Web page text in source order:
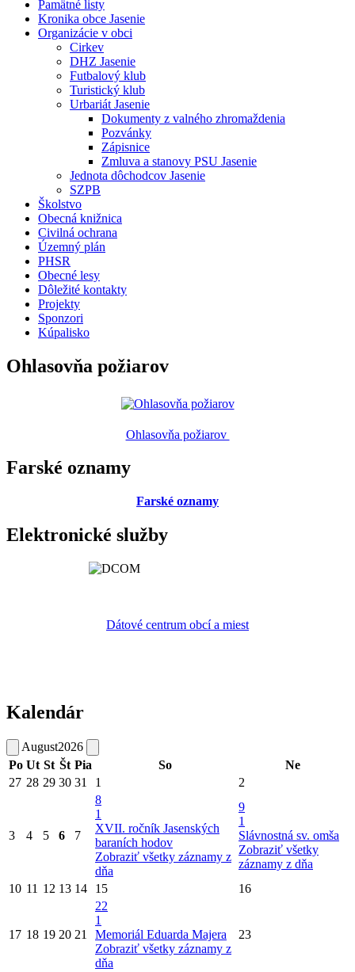
Pamätné listy
Kronika obce Jasenie
Organizácie v obci
Cirkev
DHZ Jasenie
Futbalový klub
Turistický klub
Urbariát Jasenie
Dokumenty z valného zhromaždenia
Pozvánky
Zápisnice
Zmluva a stanovy PSU Jasenie
Jednota dôchodcov Jasenie
SZPB
Školstvo
Obecná knižnica
Civilná ochrana
Územný plán
PHSR
Obecné lesy
Dôležité kontakty
Projekty
Sponzori
Kúpalisko
Ohlasovňa požiarov
Ohlasovňa požiarov
Farské oznamy
Farské oznamy
Elektronické služby
Dátové centrum obcí a miest
Kalendár
August2026
Po Ut St Št Pia So
Ne
27 28 29 30 31 1 2
3 4 5 6 7
8
1
XVII. ročník Jasenských
baraních hodov
Zobraziť všetky záznamy z
dňa
9
1
Slávnostná sv. omša
Zobraziť všetky
záznamy z dňa
10 11 12 13 14 15 16
17 18 19 20 21
22
1
Memoriál Eduarda Majera
Zobraziť všetky záznamy z
dňa
23